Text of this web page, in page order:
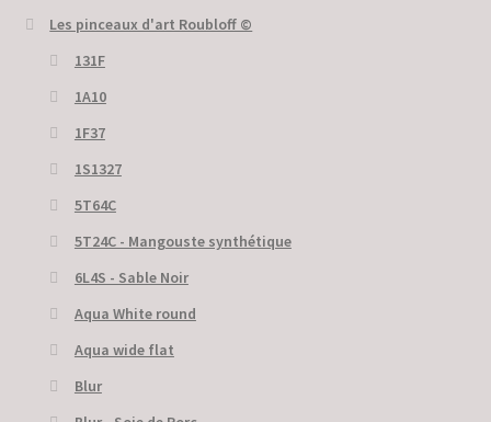
Les pinceaux d'art Roubloff ©
131F
1A10
1F37
1S1327
5T64C
5Т24С - Mangouste synthétique
6L4S - Sable Noir
Aqua White round
Aqua wide flat
Blur